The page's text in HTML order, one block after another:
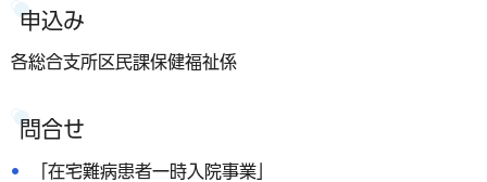
申込み
各総合支所区民課保健福祉係
問合せ
「在宅難病患者一時入院事業」